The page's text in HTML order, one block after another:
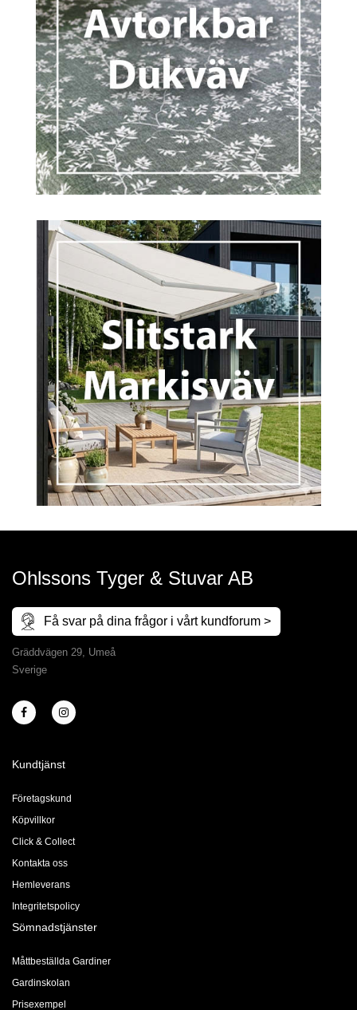
Ohlssons Tyger & Stuvar AB
Få svar på dina frågor i vårt kundforum >
Gräddvägen 29, Umeå
Sverige
Kundtjänst
Företagskund
Köpvillkor
Click & Collect
Kontakta oss
Hemleverans
Integritetspolicy
Sömnadstjänster
Måttbeställda Gardiner
Gardinskolan
Prisexempel